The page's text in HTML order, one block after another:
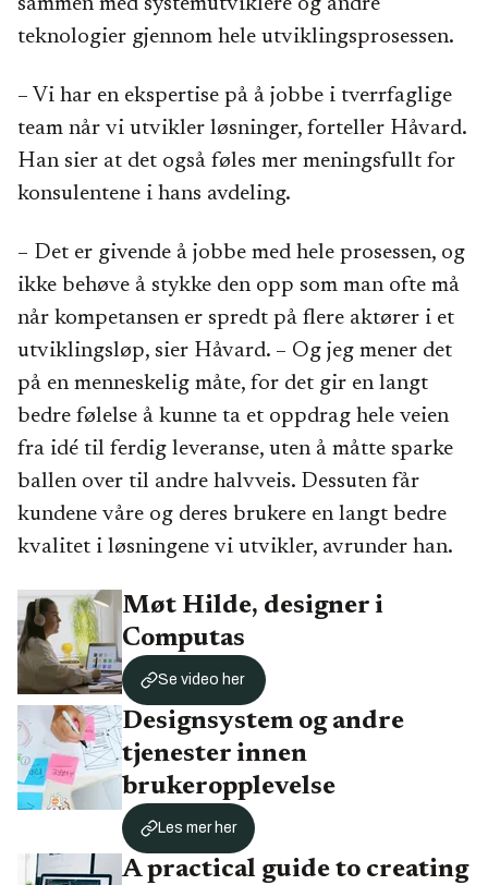
sammen med systemutviklere og andre
teknologier gjennom hele utviklingsprosessen.
– Vi har en ekspertise på å jobbe i tverrfaglige
team når vi utvikler løsninger, forteller Håvard.
Han sier at det også føles mer meningsfullt for
konsulentene i hans avdeling.
– Det er givende å jobbe med hele prosessen, og
ikke behøve å stykke den opp som man ofte må
når kompetansen er spredt på flere aktører i et
utviklingsløp, sier Håvard. – Og jeg mener det
på en menneskelig måte, for det gir en langt
bedre følelse å kunne ta et oppdrag hele veien
fra idé til ferdig leveranse, uten å måtte sparke
ballen over til andre halvveis. Dessuten får
kundene våre og deres brukere en langt bedre
kvalitet i løsningene vi utvikler, avrunder han.
Møt Hilde, designer i
Computas
Se video her
Designsystem og andre
tjenester innen
brukeropplevelse
Les mer her
A practical guide to creating